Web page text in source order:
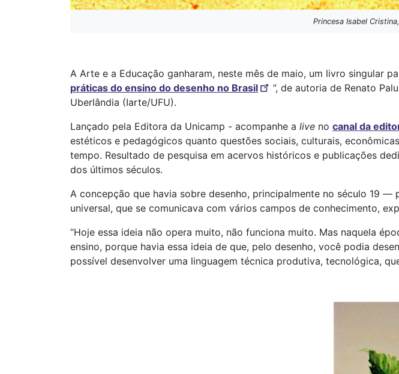
Princesa Isabel
A Arte e a Educação ganharam, neste mês de maio, um livro singular
práticas do ensino do desenho no Brasil
”, de autoria de Renato
Uberlândia (Iarte/UFU).
Lançado pela Editora da Unicamp - acompanhe a live no canal da
estéticos e pedagógicos quanto questões sociais, culturais,
tempo. Resultado de pesquisa em acervos históricos e publicações
dos últimos séculos.
A concepção que havia sobre desenho, principalmente no século 19
universal, que se comunicava com vários campos de conhecimento,
“Hoje essa ideia não opera muito, não funciona muito. Mas naquela
ensino, porque havia essa ideia de que, pelo desenho, você podia
possível desenvolver uma linguagem técnica produtiva, tecnológica,